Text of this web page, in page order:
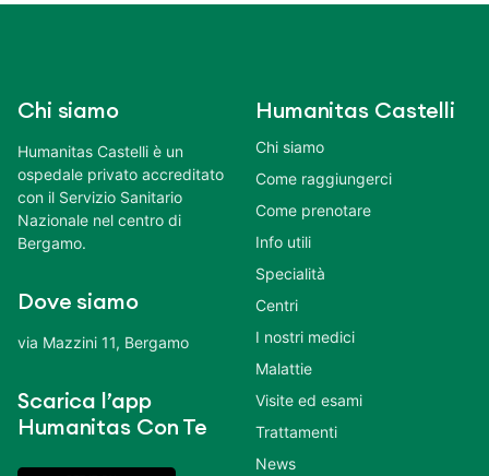
Chi siamo
Humanitas Castelli è un
ospedale privato accreditato
con il Servizio Sanitario
Nazionale nel centro di
Bergamo.
Dove siamo
via Mazzini 11, Bergamo
Scarica l’app
Humanitas Con Te
Humanitas Castelli
Chi siamo
Come raggiungerci
Come prenotare
Info utili
Specialità
Centri
I nostri medici
Malattie
Visite ed esami
Trattamenti
News